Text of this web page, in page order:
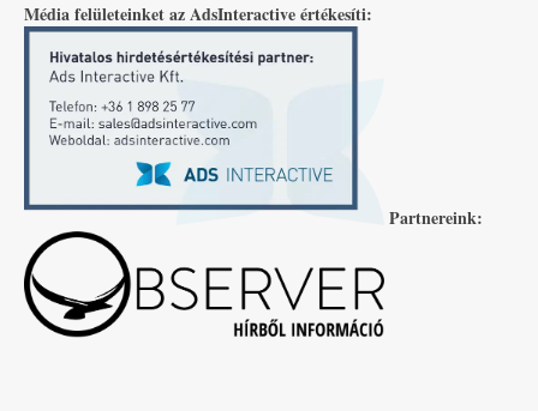
Média felületeinket az AdsInteractive értékesíti:
Partnereink: